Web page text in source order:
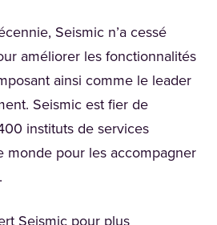
Seismic n’a cessé
améliorer les fonctionnalités
ainsi comme le leader
Seismic est fier de
instituts de services
monde pour les accompagner